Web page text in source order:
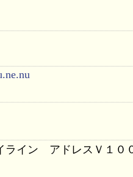
ライン アドレスＶ１０